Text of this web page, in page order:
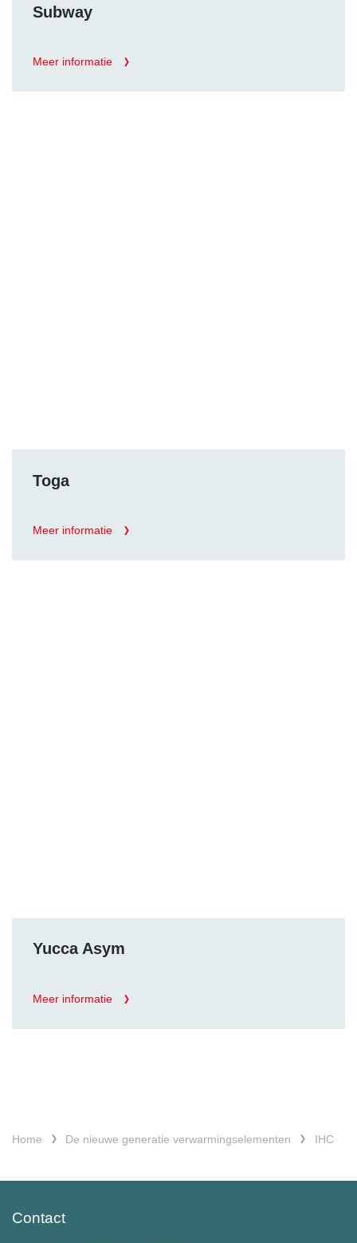
Subway
Meer informatie
Toga
Meer informatie
Yucca Asym
Meer informatie
Home De nieuwe generatie verwarmingselementen IHC
Contact